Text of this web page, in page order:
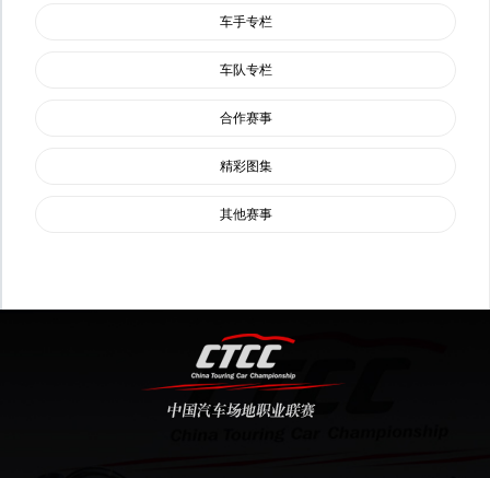
车手专栏
车队专栏
合作赛事
精彩图集
其他赛事